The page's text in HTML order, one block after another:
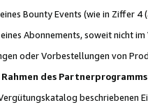
Bounty Events (wie in Ziffer
Abonnements, soweit nicht
oder Vorbestellungen von
des Partnerprogramms
beschriebenen